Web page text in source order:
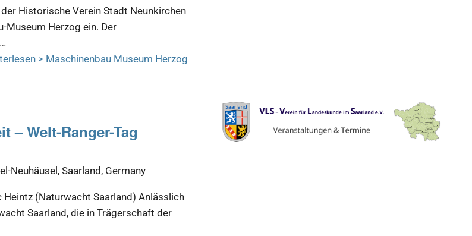
Historische Verein Stadt Neunkirchen
Museum Herzog ein. Der
>Maschinenbau Museum Herzog
– Welt-Ranger-Tag
Neuhäusel, Saarland, Germany
(Naturwacht Saarland) Anlässlich
Saarland, die in Trägerschaft der